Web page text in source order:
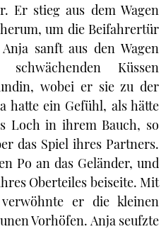
Er stieg aus dem Wagen
um die Beifahrertür
sanft aus den Wagen
Küssen
wobei er sie zu der
hatte ein Gefühl, als hätte
Loch in ihrem Bauch, so
das Spiel ihres Partners.
Po an das Geländer, und
Oberteiles beiseite. Mit
er die kleinen
Vorhöfen. Anja seufzte